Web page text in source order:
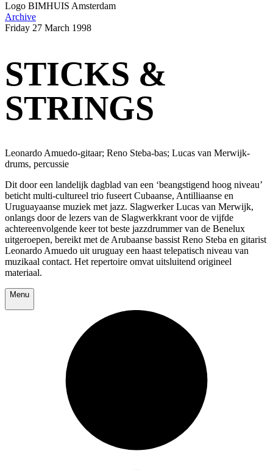
Logo BIMHUIS Amsterdam
Archive
Friday 27 March 1998
STICKS &
STRINGS
Leonardo Amuedo-gitaar; Reno Steba-bas; Lucas van Merwijk-
drums, percussie
Dit door een landelijk dagblad van een ‘beangstigend hoog niveau’
beticht multi-cultureel trio fuseert Cubaanse, Antilliaanse en
Uruguayaanse muziek met jazz. Slagwerker Lucas van Merwijk,
onlangs door de lezers van de Slagwerkkrant voor de vijfde
achtereenvolgende keer tot beste jazzdrummer van de Benelux
uitgeroepen, bereikt met de Arubaanse bassist Reno Steba en gitarist
Leonardo Amuedo uit uruguay een haast telepatisch niveau van
muzikaal contact. Het repertoire omvat uitsluitend origineel
materiaal.
Menu